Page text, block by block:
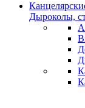
Дыроколы,